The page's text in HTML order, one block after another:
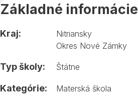
Základné informácie
Kraj:
Nitriansky
Okres Nové Zámky
Typ školy: Štátne
Kategórie: Materská škola